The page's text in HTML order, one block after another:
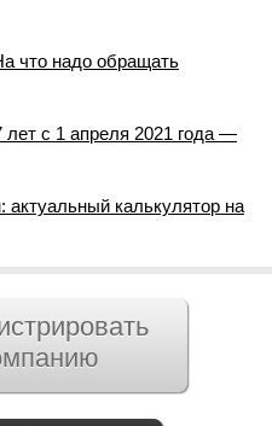
что надо обращать
лет с 1 апреля 2021 года —
актуальный калькулятор на